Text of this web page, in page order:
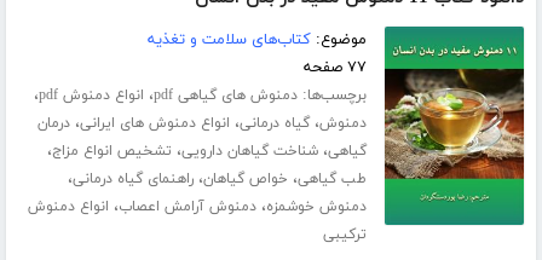
موضوع:کتاب‌های سلامت و تغذیه
۷۷ صفحه
برچسب‌ها:دمنوش های گیاهی pdf ، انواع دمنوش pdf ،
دمنوش،گیاه درمانی، انواع دمنوش های ایرانی،درمان
گیاهی،شناخت گیاهان دارویی، تشخیص انواع مزاج،
طب گیاهی، خواص گیاهان،راهنمای گیاه درمانی،
دمنوش خوشمزه،دمنوش آرامش اعصاب، انواع دمنوش
ترکیبی